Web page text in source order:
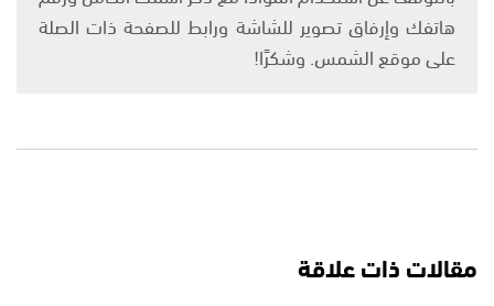
هاتفك وإرفاق تصوير للشاشة ورابط للصفحة ذات الصلة
على موقع الشمس. وشكرًا!
مقالات ذات علاقة